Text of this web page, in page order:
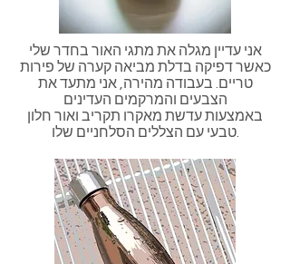
אני עדיין מגלה את מתגי האור בחדר שלי
כאשר דפיקה בדלת מביאה קערה של פירות
טריים. בעבודה מהירה, אני מתעד את
הצבעים והמרקמים העדינים
באמצעות עדשת מאקרו תקריב ואור חלון
טבעי עם הצללים הסלחניים שלו.